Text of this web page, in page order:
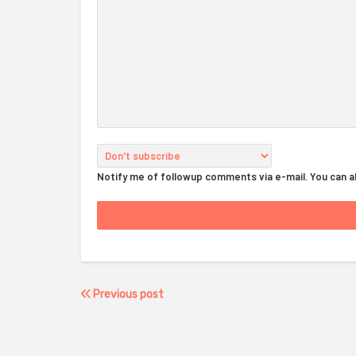
Notify me of followup comments via e-mail. You can
Previous post